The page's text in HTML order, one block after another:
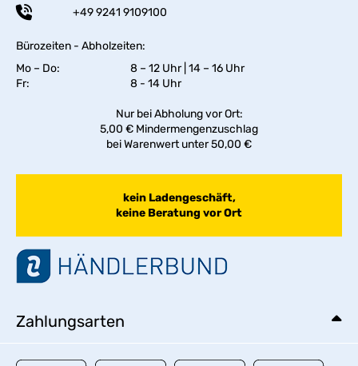
+49 9241 9109100
Bürozeiten - Abholzeiten:
Mo – Do:
8 – 12 Uhr | 14 – 16 Uhr
Fr:
8 - 14 Uhr
Nur bei Abholung vor Ort:
5,00 € Mindermengenzuschlag
bei Warenwert unter 50,00 €
kein Ladengeschäft,
keine Beratung vor Ort
Zahlungsarten